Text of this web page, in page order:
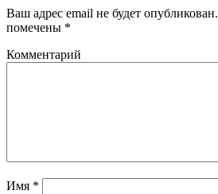
Ваш адрес email не будет опубликован.
помечены *
Комментарий
Имя *